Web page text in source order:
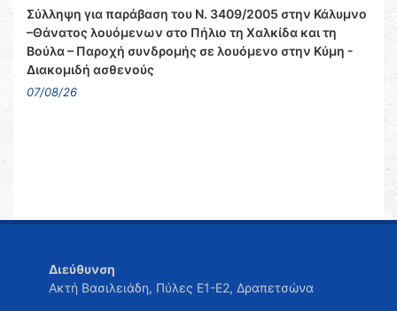
Σύλληψη για παράβαση του Ν. 3409/2005 στην Κάλυμνο
–Θάνατος λουόμενων στο Πήλιο τη Χαλκίδα και τη
Βούλα – Παροχή συνδρομής σε λουόμενο στην Κύμη -
Διακομιδή ασθενούς
07/08/26
Διεύθυνση
Ακτή Βασιλειάδη, Πύλες Ε1-Ε2, Δραπετσώνα